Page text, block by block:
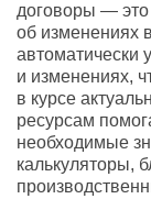
договоры —
об изменениях
автоматически
и изменениях,
в курсе
ресурсам
необходимые
калькуляторы,